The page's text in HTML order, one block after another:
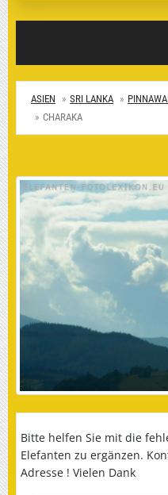
ASIEN SRI LANKA
CHARAKA
Bitte helfen Sie mit die
Elefanten zu ergänzen.
Adresse ! Vielen Dank